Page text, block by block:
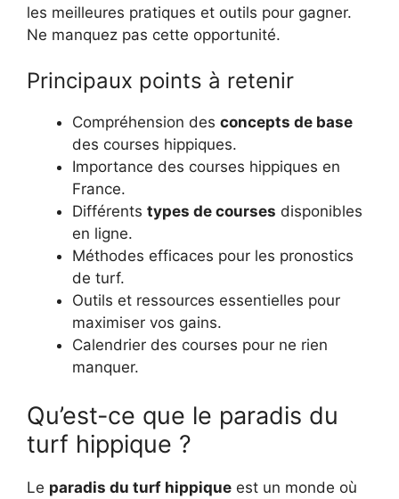
les meilleures pratiques et outils pour gagner.
Ne manquez pas cette opportunité.
Principaux points à retenir
Compréhension des concepts de base
des courses hippiques.
Importance des courses hippiques en
France.
Différents types de courses disponibles
en ligne.
Méthodes efficaces pour les pronostics
de turf.
Outils et ressources essentielles pour
maximiser vos gains.
Calendrier des courses pour ne rien
manquer.
Qu’est-ce que le paradis du
turf hippique ?
Le paradis du turf hippique est un monde où